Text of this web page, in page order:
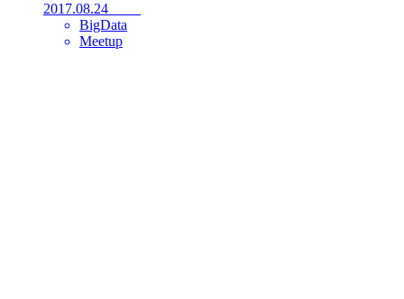
2017.08.24
BigData
Meetup